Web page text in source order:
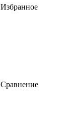
Избранное
Сравнение